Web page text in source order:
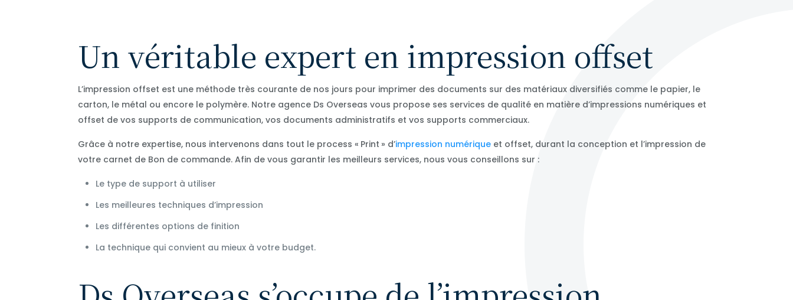
Un véritable expert en impression offset
L’impression offset est une méthode très courante de nos jours pour imprimer des documents sur des matériaux diversifiés comme le papier, le
carton, le métal ou encore le polymère. Notre agence Ds Overseas vous propose ses services de qualité en matière d’impressions numériques et
offset de vos supports de communication, vos documents administratifs et vos supports commerciaux.
Grâce à notre expertise, nous intervenons dans tout le process « Print » d’impression numérique et offset, durant la conception et l’impression de
votre carnet de Bon de commande. Afin de vous garantir les meilleurs services, nous vous conseillons sur :
Le type de support à utiliser
Les meilleures techniques d’impression
Les différentes options de finition
La technique qui convient au mieux à votre budget.